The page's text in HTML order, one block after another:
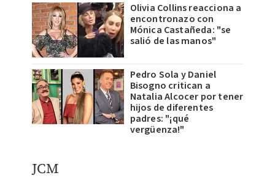
Olivia Collins reacciona a
encontronazo con
Mónica Castañeda: "se
salió de las manos"
Pedro Sola y Daniel
Bisogno critican a
Natalia Alcocer por tener
hijos de diferentes
padres: "¡qué
vergüenza!"
JCM